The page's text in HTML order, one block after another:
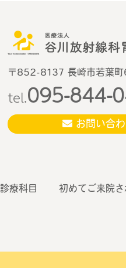
〒852-8137 長崎市若葉町
tel.095-844-
お問い合わ
診療科目 初めてご来院